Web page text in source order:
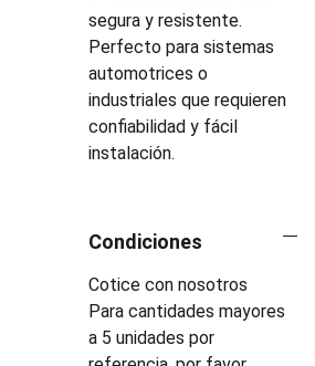
segura y resistente.
Perfecto para sistemas
automotrices o
industriales que requieren
confiabilidad y fácil
instalación.
Condiciones
Cotice con nosotros
Para cantidades mayores
a 5 unidades por